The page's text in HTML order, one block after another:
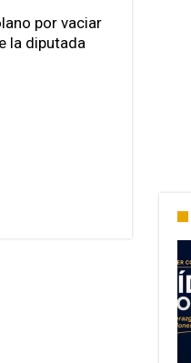
por vaciar
la diputada